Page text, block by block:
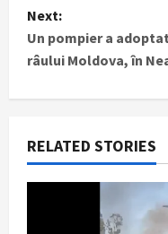
t
n
a
v
i
Next:
Un pompier a
râului Moldova, în
RELATED STORIES